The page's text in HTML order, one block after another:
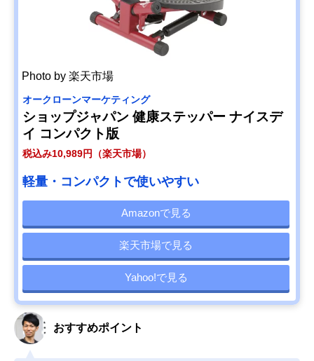
Photo by 楽天市場
オークローンマーケティング
ショップジャパン 健康ステッパー ナイスデ
イ コンパクト版
税込み10,989円（楽天市場）
軽量・コンパクトで使いやすい
Amazonで見る
楽天市場で見る
Yahoo!で見る
おすすめポイント